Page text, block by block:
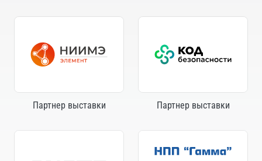
Партнер выставки Партнер выставки